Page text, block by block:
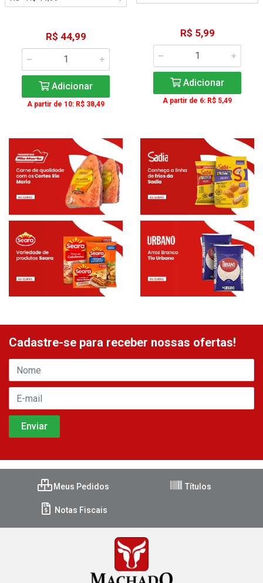
R$ 44,99
Adicionar
A partir de 10: R$ 38,49
R$ 5,99
Adicionar
A partir de 6: R$ 5,49
Cadastre-se para receber nossas ofertas!
Meus Pedidos Títulos
Notas Fiscais